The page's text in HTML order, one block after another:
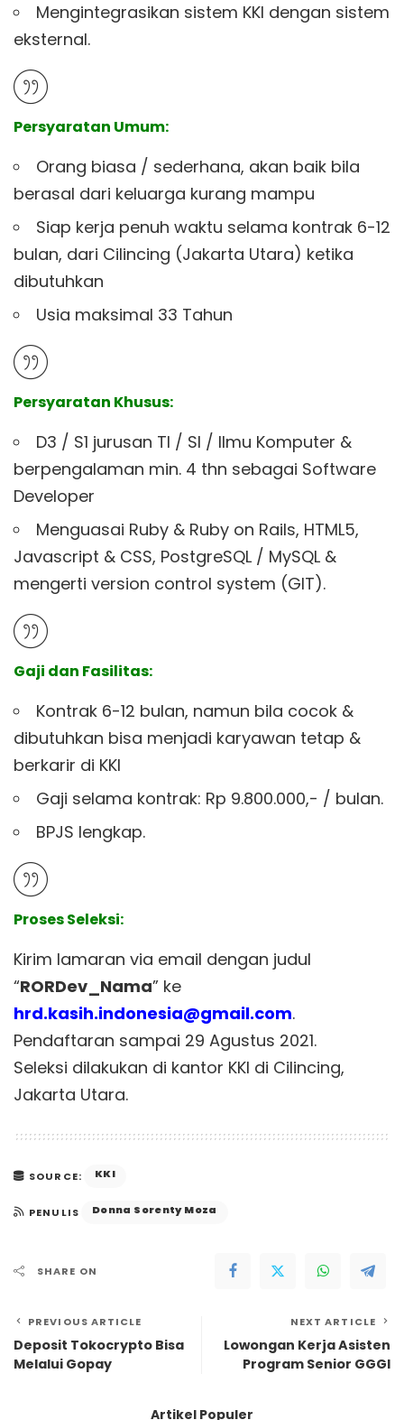
Mengintegrasikan sistem KKI dengan sistem
eksternal.
Persyaratan Umum:
Orang biasa / sederhana, akan baik bila
berasal dari keluarga kurang mampu
Siap kerja penuh waktu selama kontrak 6-12
bulan, dari Cilincing (Jakarta Utara) ketika
dibutuhkan
Usia maksimal 33 Tahun
Persyaratan Khusus:
D3 / S1 jurusan TI / SI / Ilmu Komputer &
berpengalaman min. 4 thn sebagai Software
Developer
Menguasai Ruby & Ruby on Rails, HTML5,
Javascript & CSS, PostgreSQL / MySQL &
mengerti version control system (GIT).
Gaji dan Fasilitas:
Kontrak 6-12 bulan, namun bila cocok &
dibutuhkan bisa menjadi karyawan tetap &
berkarir di KKI
Gaji selama kontrak: Rp 9.800.000,- / bulan.
BPJS lengkap.
Proses Seleksi:
Kirim lamaran via email dengan judul
“RORDev_Nama” ke
hrd.kasih.indonesia@gmail.com.
Pendaftaran sampai 29 Agustus 2021.
Seleksi dilakukan di kantor KKI di Cilincing,
Jakarta Utara.
SOURCE: KKI
PENULIS Donna Sorenty Moza
SHARE ON
PREVIOUS ARTICLE
Deposit Tokocrypto Bisa
Melalui Gopay
NEXT ARTICLE
Lowongan Kerja Asisten
Program Senior GGGI
Artikel Populer